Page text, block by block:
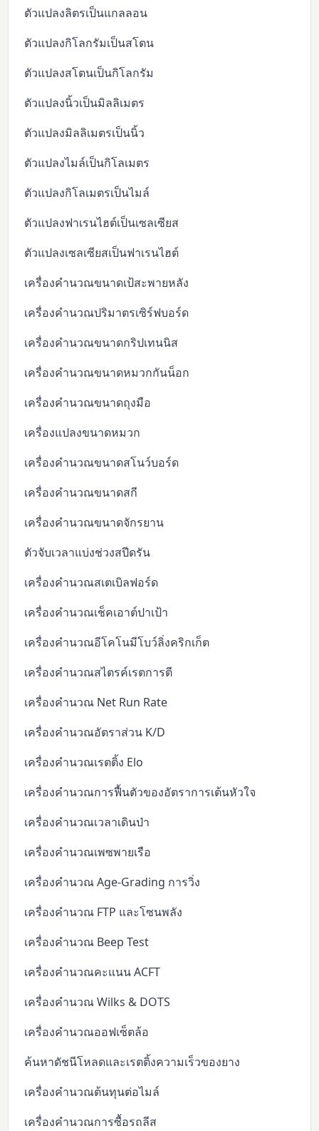
ตัวแปลงลิตรเป็นแกลลอน
ตัวแปลงกิโลกรัมเป็นสโตน
ตัวแปลงสโตนเป็นกิโลกรัม
ตัวแปลงนิ้วเป็นมิลลิเมตร
ตัวแปลงมิลลิเมตรเป็นนิ้ว
ตัวแปลงไมล์เป็นกิโลเมตร
ตัวแปลงกิโลเมตรเป็นไมล์
ตัวแปลงฟาเรนไฮต์เป็นเซลเซียส
ตัวแปลงเซลเซียสเป็นฟาเรนไฮต์
เครื่องคำนวณขนาดเป้สะพายหลัง
เครื่องคำนวณปริมาตรเซิร์ฟบอร์ด
เครื่องคำนวณขนาดกริปเทนนิส
เครื่องคำนวณขนาดหมวกกันน็อก
เครื่องคำนวณขนาดถุงมือ
เครื่องแปลงขนาดหมวก
เครื่องคำนวณขนาดสโนว์บอร์ด
เครื่องคำนวณขนาดสกี
เครื่องคำนวณขนาดจักรยาน
ตัวจับเวลาแบ่งช่วงสปีดรัน
เครื่องคำนวณสเตเบิลฟอร์ด
เครื่องคำนวณเช็คเอาต์ปาเป้า
เครื่องคำนวณอีโคโนมีโบว์ลิ่งคริกเก็ต
เครื่องคำนวณสไตรค์เรตการตี
เครื่องคำนวณ Net Run Rate
เครื่องคำนวณอัตราส่วน K/D
เครื่องคำนวณเรตติ้ง Elo
เครื่องคำนวณการฟื้นตัวของอัตราการเต้นหัวใจ
เครื่องคำนวณเวลาเดินป่า
เครื่องคำนวณเพซพายเรือ
เครื่องคำนวณ Age-Grading การวิ่ง
เครื่องคำนวณ FTP และโซนพลัง
เครื่องคำนวณ Beep Test
เครื่องคำนวณคะแนน ACFT
เครื่องคำนวณ Wilks & DOTS
เครื่องคำนวณออฟเซ็ตล้อ
ค้นหาดัชนีโหลดและเรตติ้งความเร็วของยาง
เครื่องคำนวณต้นทุนต่อไมล์
เครื่องคำนวณการซื้อรถลีส